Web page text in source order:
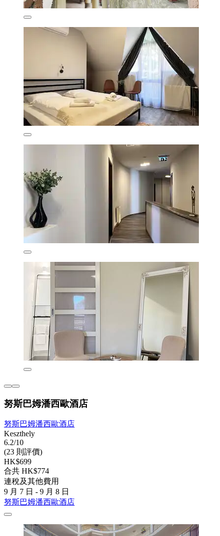
努斯巴姆潘西歐酒店
努斯巴姆潘西歐酒店
Keszthely
6.2/10
(23 則評價)
HK$699
合共 HK$774
連稅及其他費用
9 月 7 日 - 9 月 8 日
努斯巴姆潘西歐酒店